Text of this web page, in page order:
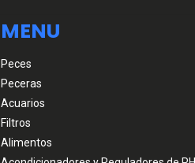
MENU
Peces
Peceras
Acuarios
Filtros
Alimentos